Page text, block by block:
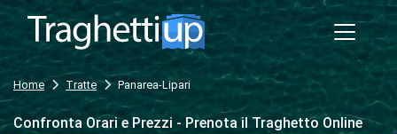
Home Tratte Panarea-Lipari
Confronta Orari e Prezzi - Prenota il Traghetto Online